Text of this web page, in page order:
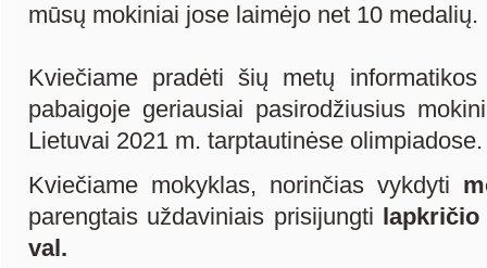
mūsų mokiniai jose laimėjo net 10 medalių.
Kviečiame pradėti šių metų
pabaigoje geriausiai pasirodžiusius
Lietuvai 2021 m. tarptautinėse olimpiadose.
Kviečiame mokyklas, norinčias vykdyti
parengtais uždaviniais prisijungti
val.